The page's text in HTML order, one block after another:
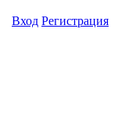
Вход Регистрация